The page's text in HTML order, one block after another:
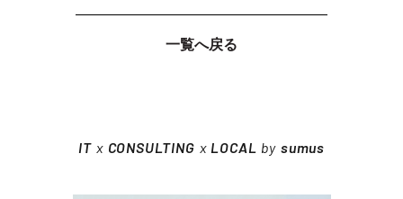
一覧へ戻る
IT x CONSULTING x LOCAL by sumus